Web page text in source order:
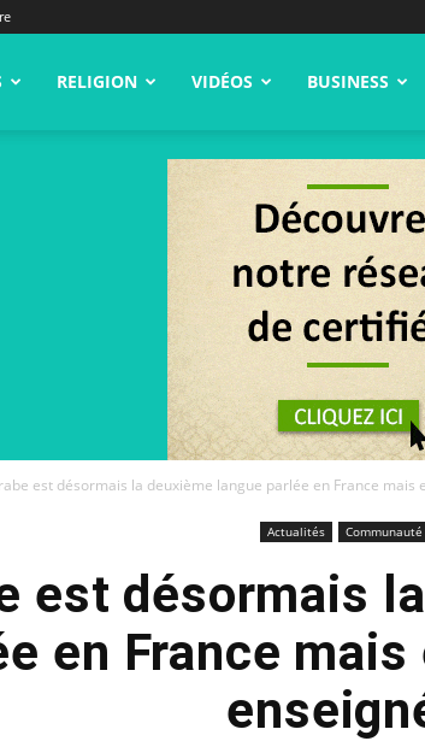
RELIGION VIDÉOS BUSINESS
est désormais la deuxième langue parlée en France mais
Actualités Communauté
est désormais
en France